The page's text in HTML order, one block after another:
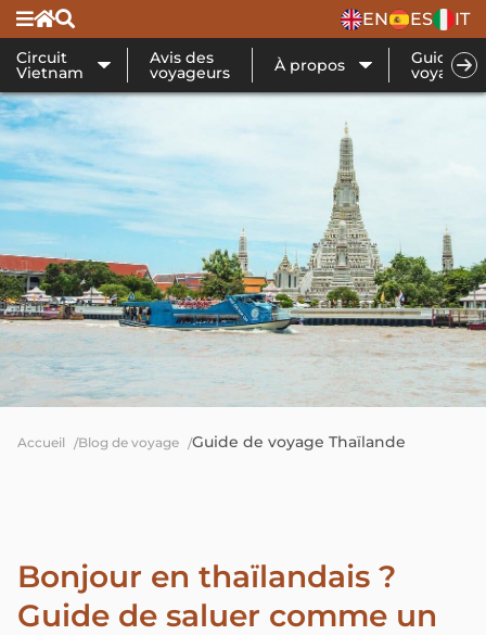
EN ES IT
Circuit
Vietnam
Avis des
voyageurs À propos Guide de
voyage
Accueil Blog de voyage Guide de voyage Thaïlande
Bonjour en thaïlandais ?
Guide de saluer comme un